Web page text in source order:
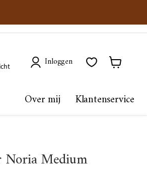
Inloggen
Over mij Klantenservice
Noria Medium